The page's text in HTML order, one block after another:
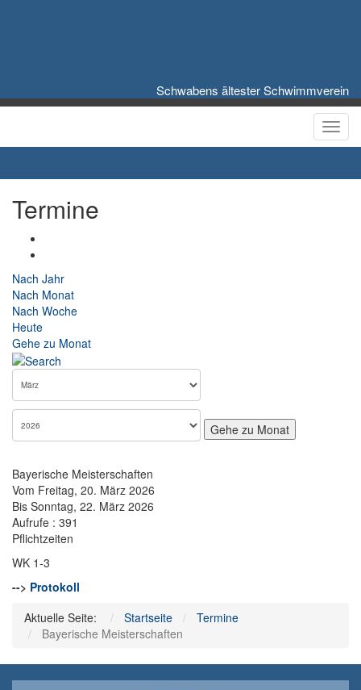
Schwabens ältester Schwimmverein
Termine
Nach Jahr
Nach Monat
Nach Woche
Heute
Gehe zu Monat
Gehe zu Monat
Bayerische Meisterschaften
Vom Freitag, 20. März 2026
Bis Sonntag, 22. März 2026
Aufrufe : 391
Pflichtzeiten
WK 1-3
--> Protokoll
Aktuelle Seite:
Startseite
Termine
Bayerische Meisterschaften